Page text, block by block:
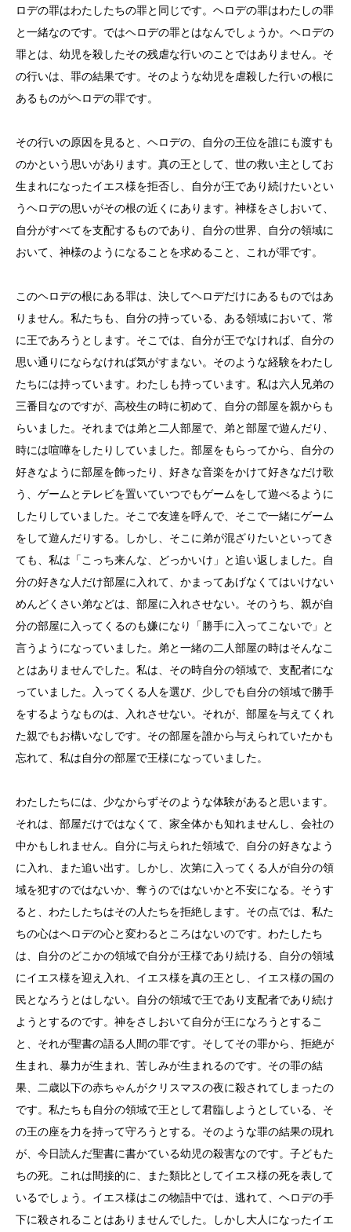
ロデの罪はわたしたちの罪と同じです。ヘロデの罪はわたしの罪
と一緒なのです。ではヘロデの罪とはなんでしょうか。ヘロデの
罪とは、幼児を殺したその残虐な行いのことではありません。そ
の行いは、罪の結果です。そのような幼児を虐殺した行いの根に
あるものがヘロデの罪です。
その行いの原因を見ると、ヘロデの、自分の王位を誰にも渡すも
のかという思いがあります。真の王として、世の救い主としてお
生まれになったイエス様を拒否し、自分が王であり続けたいとい
うヘロデの思いがその根の近くにあります。神様をさしおいて、
自分がすべてを支配するものであり、自分の世界、自分の領域に
おいて、神様のようになることを求めること、これが罪です。
このヘロデの根にある罪は、決してヘロデだけにあるものではあ
りません。私たちも、自分の持っている、ある領域において、常
に王であろうとします。そこでは、自分が王でなければ、自分の
思い通りにならなければ気がすまない。そのような経験をわたし
たちには持っています。わたしも持っています。私は六人兄弟の
三番目なのですが、高校生の時に初めて、自分の部屋を親からも
らいました。それまでは弟と二人部屋で、弟と部屋で遊んだり、
時には喧嘩をしたりしていました。部屋をもらってから、自分の
好きなように部屋を飾ったり、好きな音楽をかけて好きなだけ歌
う、ゲームとテレビを置いていつでもゲームをして遊べるように
したりしていました。そこで友達を呼んで、そこで一緒にゲーム
をして遊んだりする。しかし、そこに弟が混ざりたいといってき
ても、私は「こっち来んな、どっかいけ」と追い返しました。自
分の好きな人だけ部屋に入れて、かまってあげなくてはいけない
めんどくさい弟などは、部屋に入れさせない。そのうち、親が自
分の部屋に入ってくるのも嫌になり「勝手に入ってこないで」と
言うようになっていました。弟と一緒の二人部屋の時はそんなこ
とはありませんでした。私は、その時自分の領域で、支配者にな
っていました。入ってくる人を選び、少しでも自分の領域で勝手
をするようなものは、入れさせない。それが、部屋を与えてくれ
た親でもお構いなしです。その部屋を誰から与えられていたかも
忘れて、私は自分の部屋で王様になっていました。
わたしたちには、少なからずそのような体験があると思います。
それは、部屋だけではなくて、家全体かも知れませんし、会社の
中かもしれません。自分に与えられた領域で、自分の好きなよう
に入れ、また追い出す。しかし、次第に入ってくる人が自分の領
域を犯すのではないか、奪うのではないかと不安になる。そうす
ると、わたしたちはその人たちを拒絶します。その点では、私た
ちの心はヘロデの心と変わるところはないのです。わたしたち
は、自分のどこかの領域で自分が王様であり続ける、自分の領域
にイエス様を迎え入れ、イエス様を真の王とし、イエス様の国の
民となろうとはしない。自分の領域で王であり支配者であり続け
ようとするのです。神をさしおいて自分が王になろうとするこ
と、それが聖書の語る人間の罪です。そしてその罪から、拒絶が
生まれ、暴力が生まれ、苦しみが生まれるのです。その罪の結
果、二歳以下の赤ちゃんがクリスマスの夜に殺されてしまったの
です。私たちも自分の領域で王として君臨しようとしている、そ
の王の座を力を持って守ろうとする。そのような罪の結果の現れ
が、今日読んだ聖書に書かている幼児の殺害なのです。子どもた
ちの死。これは間接的に、また類比としてイエス様の死を表して
いるでしょう。イエス様はこの物語中では、逃れて、ヘロデの手
下に殺されることはありませんでした。しかし大人になったイエ